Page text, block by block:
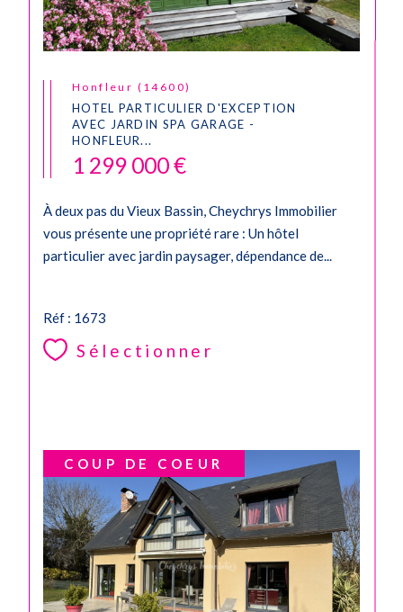
Honfleur (14600)
HOTEL PARTICULIER D'EXCEPTION
AVEC JARDIN SPA GARAGE -
HONFLEUR...
1 299 000 €
À deux pas du Vieux Bassin, Cheychrys Immobilier
vous présente une propriété rare : Un hôtel
particulier avec jardin paysager, dépendance de...
Réf : 1673
Sélectionner
COUP DE COEUR